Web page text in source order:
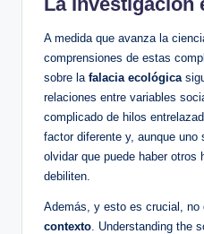
A medida que avanza la
comprensiones de estas
sobre la falacia ecológica
relaciones entre variables
complicado de hilos
factor diferente y, aunque uno
olvidar que puede haber otros
debiliten.
Además, y esto es crucial, no
contexto. Understanding the